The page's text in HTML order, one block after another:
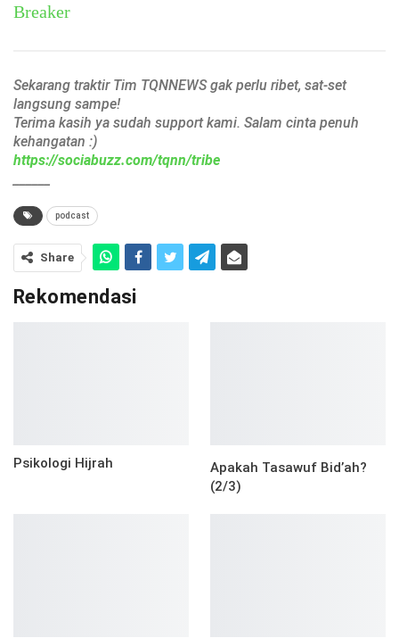
Breaker
Sekarang traktir Tim TQNNEWS gak perlu ribet, sat-set
langsung sampe!
Terima kasih ya sudah support kami. Salam cinta penuh
kehangatan :)
https://sociabuzz.com/tqnn/tribe
podcast
Share
Rekomendasi
Psikologi Hijrah
Apakah Tasawuf Bid’ah?
(2/3)